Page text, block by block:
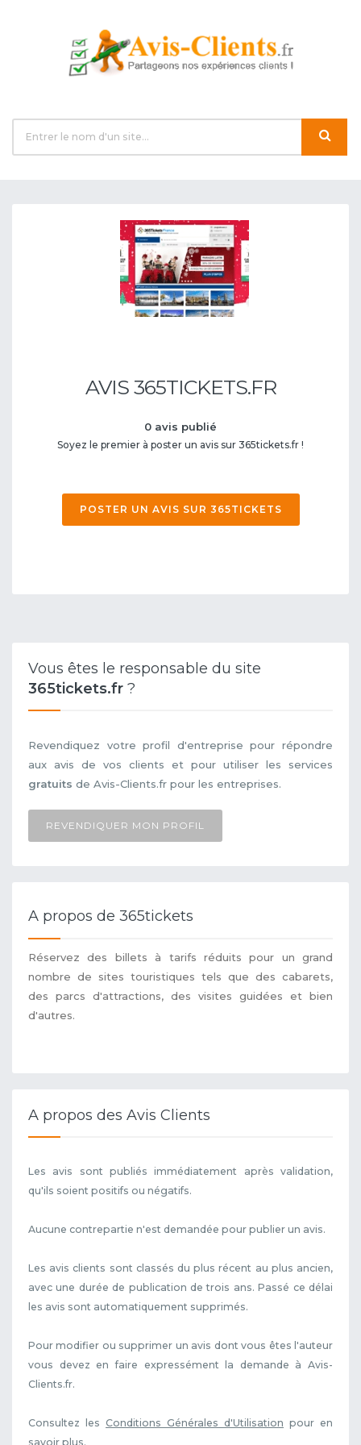
AVIS 365TICKETS.FR
0 avis publié
Soyez le premier à poster un avis sur 365tickets.fr !
POSTER UN AVIS SUR 365TICKETS
Vous êtes le responsable du site
365tickets.fr ?
Revendiquez votre profil d'entreprise pour répondre
aux avis de vos clients et pour utiliser les services
gratuits de Avis-Clients.fr pour les entreprises.
REVENDIQUER MON PROFIL
A propos de 365tickets
Réservez des billets à tarifs réduits pour un grand
nombre de sites touristiques tels que des cabarets,
des parcs d'attractions, des visites guidées et bien
d'autres.
A propos des Avis Clients
Les avis sont publiés immédiatement après validation,
qu'ils soient positifs ou négatifs.
Aucune contrepartie n'est demandée pour publier un avis.
Les avis clients sont classés du plus récent au plus ancien,
avec une durée de publication de trois ans. Passé ce délai
les avis sont automatiquement supprimés.
Pour modifier ou supprimer un avis dont vous êtes l'auteur
vous devez en faire expressément la demande à Avis-
Clients.fr.
Consultez les Conditions Générales d'Utilisation pour en
savoir plus.